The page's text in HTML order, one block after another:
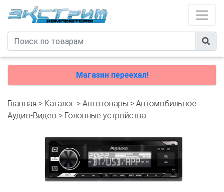
Магазин переехал!
Главная > Каталог > Автотовары > Автомобильное
Аудио-Видео > Головные устройства